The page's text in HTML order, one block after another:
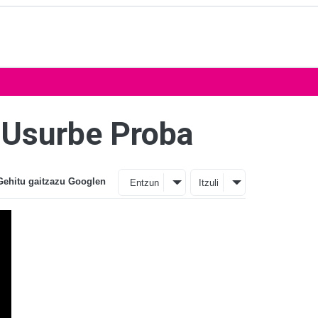
Proba
gaitzazu Googlen Entzun Itzuli